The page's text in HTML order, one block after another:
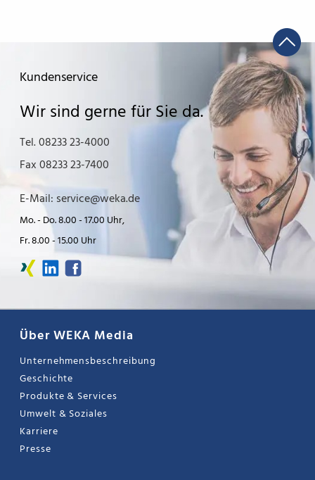
Über WEKA Media
Unternehmensbeschreibung
Geschichte
Produkte & Services
Umwelt & Soziales
Karriere
Presse
Kundenservice
Wir sind gerne für Sie da.
Tel. 08233 23-4000
Fax 08233 23-7400
E-Mail: service@weka.de
Mo. - Do. 8.00 - 17.00 Uhr,
Fr. 8.00 - 15.00 Uhr